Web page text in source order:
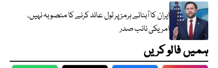
ایران کا آبنائے ہرمز پر ٹول عائد کرنے کا منصوبہ نہیں،
امریکی نائب صدر
ہمیں فالو کریں